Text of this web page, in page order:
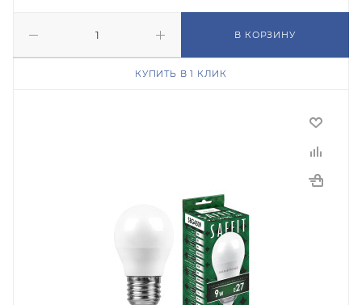
В КОРЗИНУ
КУПИТЬ В 1 КЛИК